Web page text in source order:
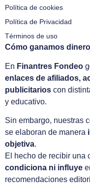
Política de cookies
Política de Privacidad
Términos de uso
Cómo ganamos dinero
En Finantres Fondeo
enlaces de afiliados,
publicitarios con
y educativo.
Sin embargo, nuestras
se elaboran de manera
objetiva.
El hecho de recibir una
condiciona ni influye
recomendaciones